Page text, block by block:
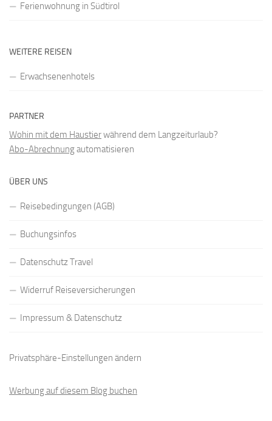
Ferienwohnung in Südtirol
WEITERE REISEN
Erwachsenenhotels
PARTNER
Wohin mit dem Haustierwährend dem Langzeiturlaub?
Abo-Abrechnungautomatisieren
ÜBER UNS
Reisebedingungen (AGB)
Buchungsinfos
Datenschutz Travel
Widerruf Reiseversicherungen
Impressum & Datenschutz
Privatsphäre-Einstellungen ändern
Werbung auf diesem Blog buchen